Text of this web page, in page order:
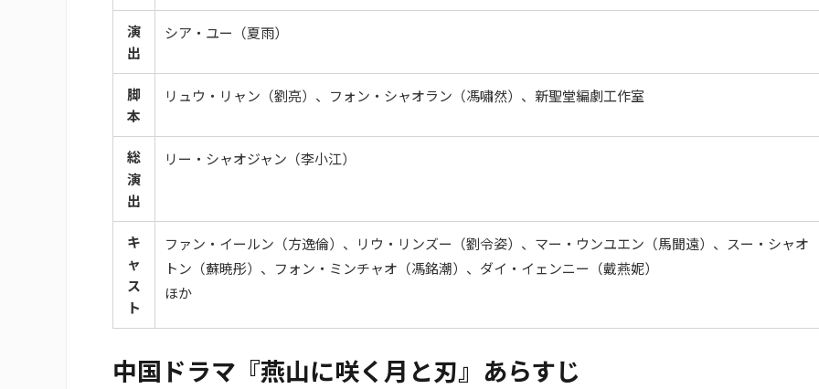
演
出
シア・ユー（夏雨）
脚
本
リュウ・リャン（劉亮）、フォン・シャオラン（馮嘯然）、新聖堂編劇工作室
総
演
出
リー・シャオジャン（李小江）
キ
ャ
ス
ト
ファン・イールン（方逸倫）、リウ・リンズー（劉令姿）、マー・ウンユエン（馬聞遠）、スー・シャオ
トン（蘇暁彤）、フォン・ミンチャオ（馮銘潮）、ダイ・イェンニー（戴燕妮）
ほか
中国ドラマ『燕山に咲く月と刃』あらすじ